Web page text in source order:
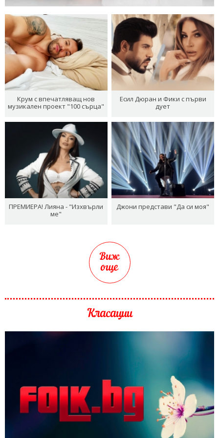
Крум с впечатляващ нов
музикален проект "100 сърца"
Есил Дюран и Фики с първи
дует
ПРЕМИЕРА! Лияна - "Изхвърли
ме"
Джони представи "Да си моя"
Виж
още
Класации